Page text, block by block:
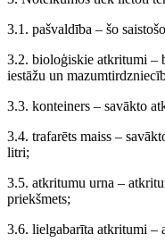
3.1. pašvaldība – šo
3.2. bioloģiskie atkritumi –
iestāžu un
3.3. konteiners – savākto
3.4. trafarēts maiss –
litri;
3.5. atkritumu urna –
priekšmets;
3.6. lielgabarīta atkritumi –